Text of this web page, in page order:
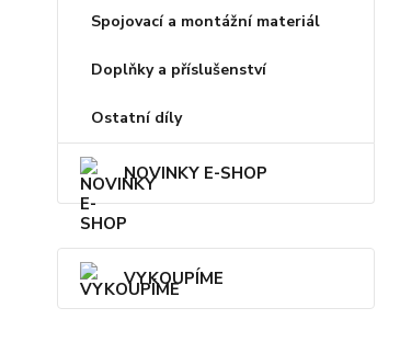
Spojovací a montážní materiál
Doplňky a příslušenství
Ostatní díly
NOVINKY E-SHOP
VYKOUPÍME